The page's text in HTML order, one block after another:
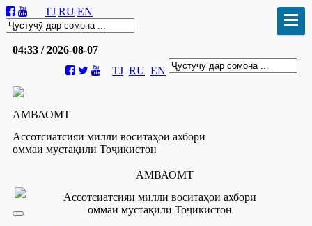
TJ RU EN
04:33 / 2026-08-07
TJ RU EN
АМВАОМТ
Ассотсиатсияи милли воситаҳои ахбори
оммаи мустақили Тоҷикистон
АМВАОМТ
Ассотсиатсияи милли воситаҳои ахбори
оммаи мустақили Тоҷикистон